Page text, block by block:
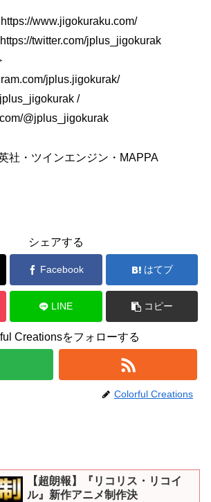
www.jigokuraku.com/
twitter.com/jplus_jigokurak
jplus.jigokurak/
/
@jplus_jigokurak
社・ツインエンジン・MAPPA
シェアする
Facebook はてブ
LINE コピー
Creationsをフォローする
Colorful Creations
【超朗報】『リコリス・リコイ
ル』新作アニメ制作決